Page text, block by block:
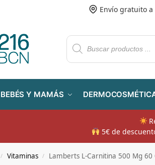
Envío gratuito
BEBÉS Y MAMÁS
5€ de
/ Vitaminas / Lamberts L-Carnitina 500 Mg 60